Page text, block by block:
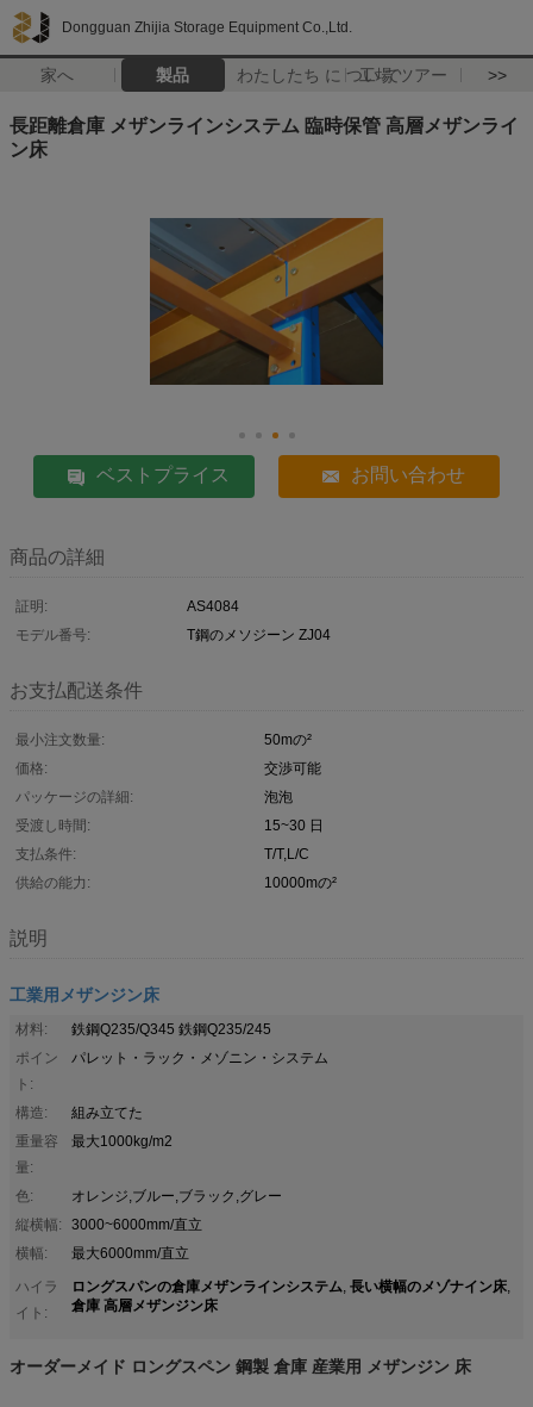
Dongguan Zhijia Storage Equipment Co.,Ltd.
家へ 製品 わたしたち に つい て工場 ツアー >>
長距離倉庫 メザンラインシステム 臨時保管 高層メザンライ
ン床
ベストプライス お問い合わせ
商品の詳細
証明:
AS4084
モデル番号:
T鋼のメソジーン ZJ04
お支払配送条件
最小注文数量:
50mの²
価格:
交渉可能
パッケージの詳細:
泡泡
受渡し時間:
15~30 日
支払条件:
T/T,L/C
供給の能力:
10000mの²
説明
工業用メザンジン床
材料:
鉄鋼Q235/Q345 鉄鋼Q235/245
ポイン
ト:
パレット・ラック・メゾニン・システム
構造:
組み立てた
重量容
量:
最大1000kg/m2
色:
オレンジ,ブルー,ブラック,グレー
縦横幅:
3000~6000mm/直立
横幅:
最大6000mm/直立
ハイラ
イト:
ロングスパンの倉庫メザンラインシステム, 長い横幅のメゾナイン床,
倉庫 高層メザンジン床
オーダーメイド ロングスペン 鋼製 倉庫 産業用 メザンジン 床